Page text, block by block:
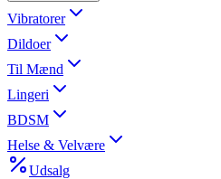
Vibratorer
Dildoer
Til Mænd
Lingeri
BDSM
Helse & Velvære
Udsalg